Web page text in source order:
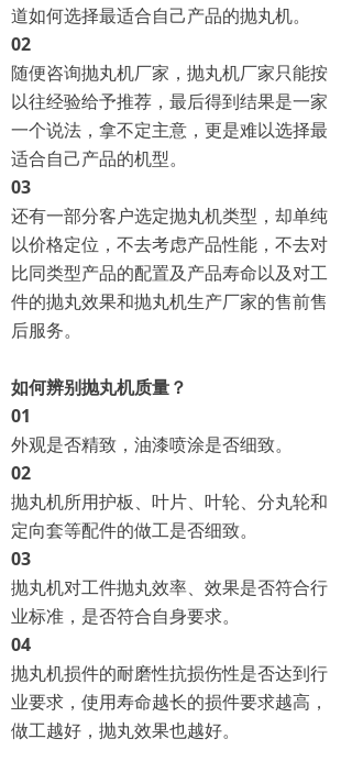
道如何选择最适合自己产品的抛丸机。
02
随便咨询抛丸机厂家，抛丸机厂家只能按
以往经验给予推荐，最后得到结果是一家
一个说法，拿不定主意，更是难以选择最
适合自己产品的机型。
03
还有一部分客户选定抛丸机类型，却单纯
以价格定位，不去考虑产品性能，不去对
比同类型产品的配置及产品寿命以及对工
件的抛丸效果和抛丸机生产厂家的售前售
后服务。
如何辨别抛丸机质量？
01
外观是否精致，油漆喷涂是否细致。
02
抛丸机所用护板、叶片、叶轮、分丸轮和
定向套等配件的做工是否细致。
03
抛丸机对工件抛丸效率、效果是否符合行
业标准，是否符合自身要求。
04
抛丸机损件的耐磨性抗损伤性是否达到行
业要求，使用寿命越长的损件要求越高，
做工越好，抛丸效果也越好。